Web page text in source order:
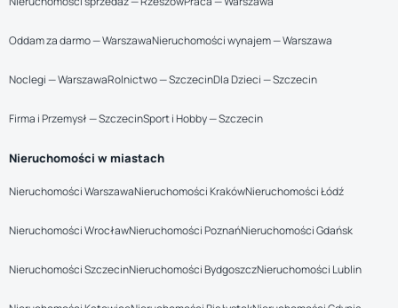
Oddam za darmo — WarszawaNieruchomości wynajem — Warszawa
Noclegi — WarszawaRolnictwo — SzczecinDla Dzieci — Szczecin
Firma i Przemysł — SzczecinSport i Hobby — Szczecin
Nieruchomości w miastach
Nieruchomości WarszawaNieruchomości KrakówNieruchomości Łódź
Nieruchomości WrocławNieruchomości PoznańNieruchomości Gdańsk
Nieruchomości SzczecinNieruchomości BydgoszczNieruchomości Lublin